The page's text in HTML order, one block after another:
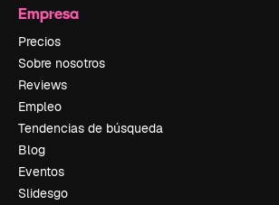
Empresa
Precios
Sobre nosotros
Reviews
Empleo
Tendencias de búsqueda
Blog
Eventos
Slidesgo